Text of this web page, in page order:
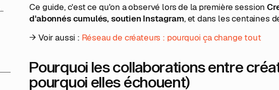
Ce guide, c'est ce qu'on a observé lors de la première session
d'abonnés cumulés, soutien Instagram, et dans les centaines
→ Voir aussi : Réseau de créateurs : pourquoi ça change tout
Pourquoi les collaborations entre
pourquoi elles échouent)